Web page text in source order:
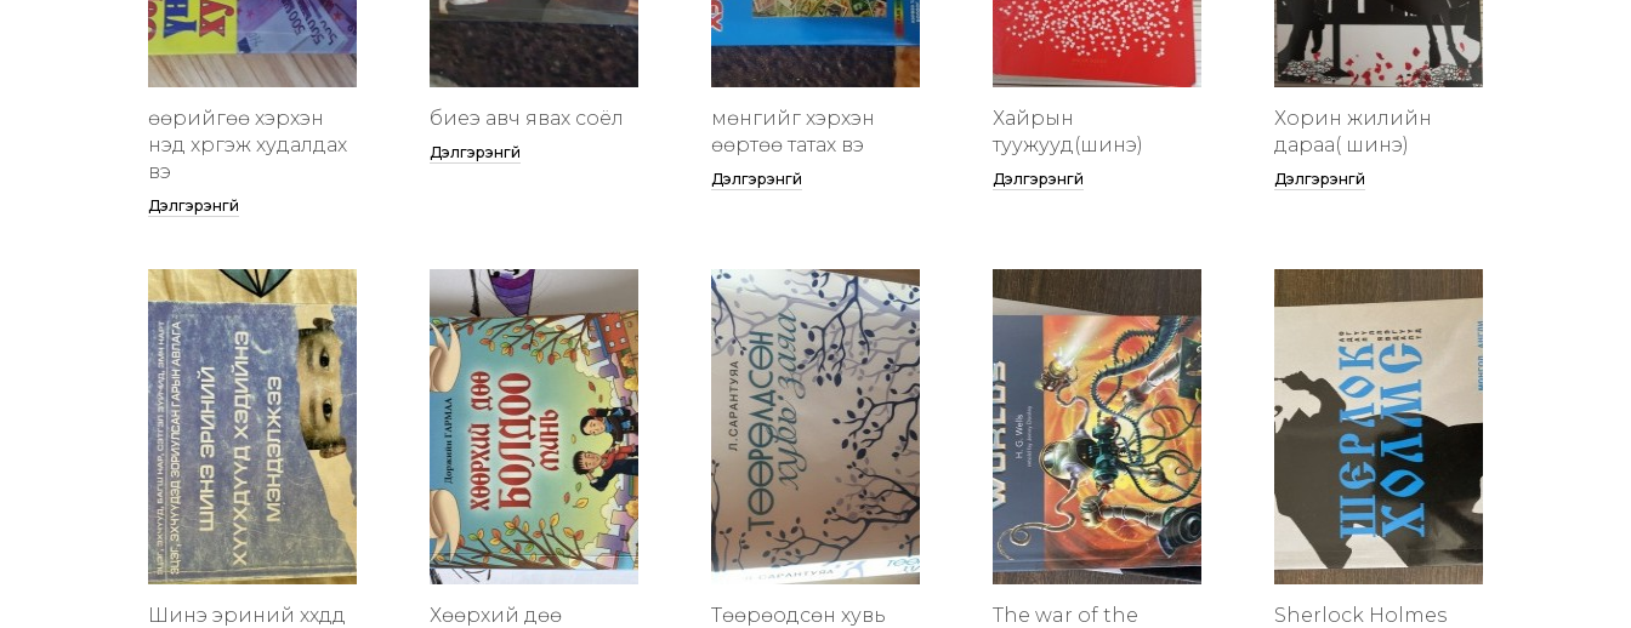
өөрийгөө хэрхэн
үнэд хүргэж худалдах
вэ
Дэлгэрэнгүй
биеэ авч явах соёл
Дэлгэрэнгүй
мөнгийг хэрхэн
өөртөө татах вэ
Дэлгэрэнгүй
Хайрын
туужууд(шинэ)
Дэлгэрэнгүй
Хорин жилийн
дараа( шинэ)
Дэлгэрэнгүй
Шинэ эриний хүүхдүүд
Хөөрхий дөө
Төөрөодсөн хувь
The war of the
Sherlock Holmes